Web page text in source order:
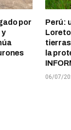
por
Perú:
tierras
la
06/07/